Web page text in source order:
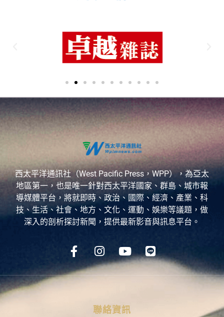
西太平洋通訊社（West Pacific Press，WPP），為亞太
地區第一，也是唯一針對西太平洋國家、群島、城市報
導媒體平台，將就即時、政治、國際、經濟、產業、科
技、生活、社會、地方、文化、運動、娛樂等議題，做
深入的剖析探討新聞，提供最新影音與訊息平台。
聯絡資訊